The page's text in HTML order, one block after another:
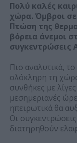
Πολύ καλές
χώρα. Όμβροι
Πτώση της
βόρεια άνεμοι
συγκεντρώσεις
Πιο αναλυτικά, το
ολόκληρη τη
συνθήκες με
μεσημεριανές
ηπειρωτικά θα
Οι
διατηρηθούν